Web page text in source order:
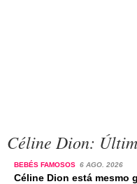
Céline Dion:
BEBÉS FAMOSOS 6 AGO. 2026
Céline Dion está mesmo